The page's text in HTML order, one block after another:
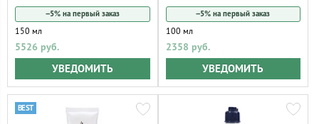
−5% на первый заказ
150 мл
5526 руб.
УВЕДОМИТЬ
−5% на первый заказ
100 мл
2358 руб.
УВЕДОМИТЬ